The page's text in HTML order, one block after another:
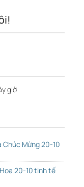
giờ
Chúc Mừng 20-10
20-10 tinh tế